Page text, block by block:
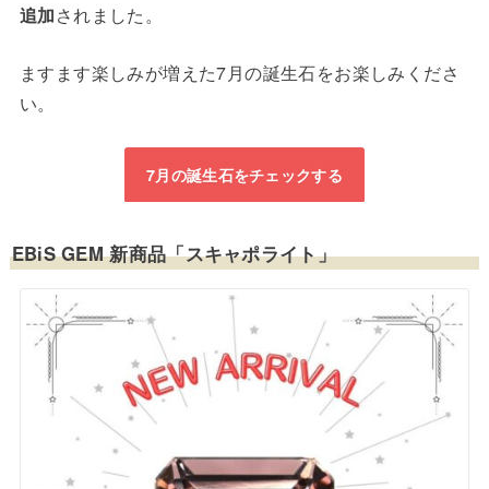
追加されました。
ますます楽しみが増えた7月の誕生石をお楽しみくださ
い。
7月の誕生石をチェックする
EBiS GEM 新商品「スキャポライト」